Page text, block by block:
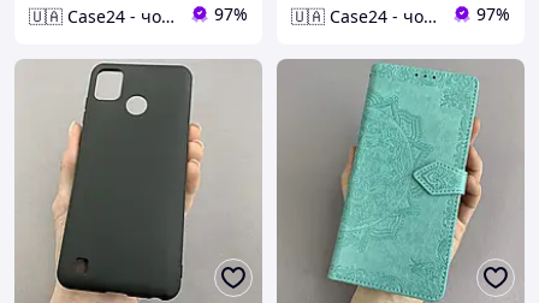
🇺🇦 Case24 - чохли та аксесуари для смартфонів та планшетів 97% 🇺🇦 Case24 - чохли та аксесуари для смартфонів та планшетів 97%